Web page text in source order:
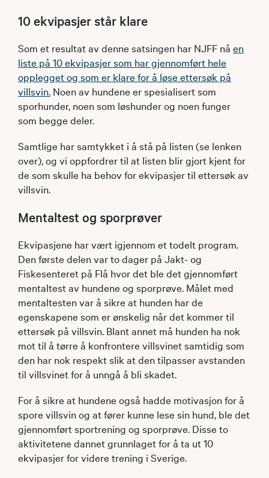
10 ekvipasjer står klare
Som et resultat av denne satsingen har NJFF nå en
liste på 10 ekvipasjer som har gjennomført hele
opplegget og som er klare for å løse ettersøk på
villsvin. Noen av hundene er spesialisert som
sporhunder, noen som løshunder og noen funger
som begge deler.
Samtlige har samtykket i å stå på listen (se lenken
over), og vi oppfordrer til at listen blir gjort kjent for
de som skulle ha behov for ekvipasjer til ettersøk av
villsvin.
Mentaltest og sporprøver
Ekvipasjene har vært igjennom et todelt program.
Den første delen var to dager på Jakt- og
Fiskesenteret på Flå hvor det ble det gjennomført
mentaltest av hundene og sporprøve. Målet med
mentaltesten var å sikre at hunden har de
egenskapene som er ønskelig når det kommer til
ettersøk på villsvin. Blant annet må hunden ha nok
mot til å tørre å konfrontere villsvinet samtidig som
den har nok respekt slik at den tilpasser avstanden
til villsvinet for å unngå å bli skadet.
For å sikre at hundene også hadde motivasjon for å
spore villsvin og at fører kunne lese sin hund, ble det
gjennomført sportrening og sporprøve. Disse to
aktivitetene dannet grunnlaget for å ta ut 10
ekvipasjer for videre trening i Sverige.